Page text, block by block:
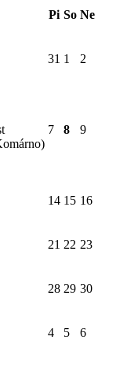
Pi So Ne
31 1 2
7 8 9
14 15 16
21 22 23
28 29 30
4 5
6